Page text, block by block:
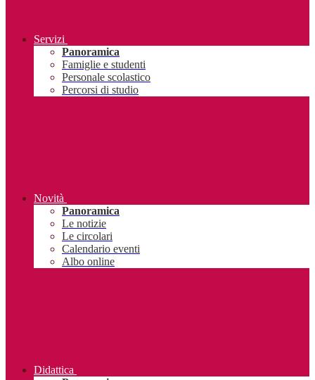
Servizi
Panoramica
Famiglie e studenti
Personale scolastico
Percorsi di studio
Novità
Panoramica
Le notizie
Le circolari
Calendario eventi
Albo online
Didattica